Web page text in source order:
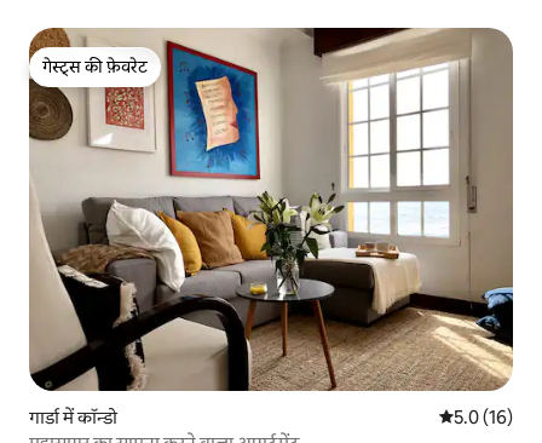
गेस्ट्स की फ़ेवरेट
गेस्ट्स की फ़ेवरेट
गार्डा में कॉन्डो औसत रेटिंग 5
5.0 (16)